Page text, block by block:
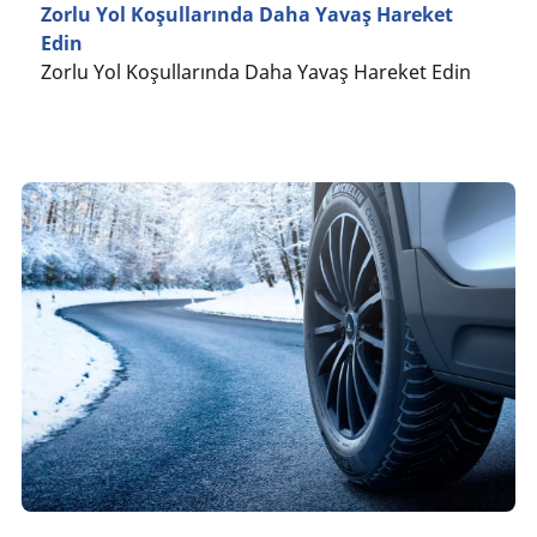
Zorlu Yol Koşullarında Daha Yavaş Hareket
Edin
Zorlu Yol Koşullarında Daha Yavaş Hareket Edin